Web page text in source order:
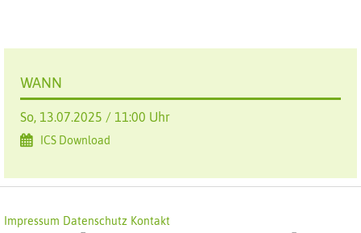
WANN
So, 13.07.2025 / 11:00 Uhr
ICS Download
Impressum Datenschutz Kontakt